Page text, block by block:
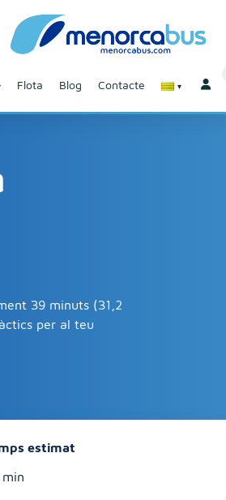
Flota Blog Contacte
39 minuts (31,2
per al teu
estimat
min